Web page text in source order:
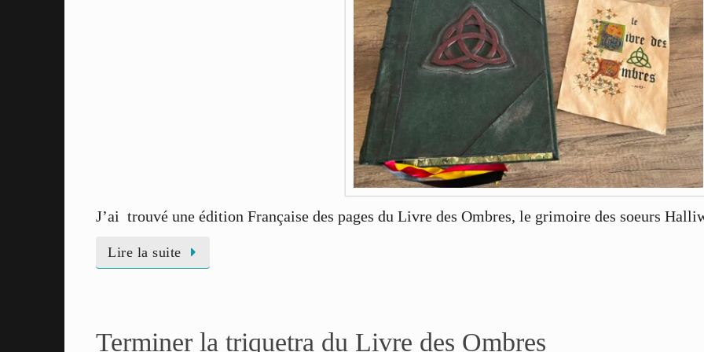
J’ai trouvé une édition Française des pages du Livre des Ombres, le grimoire des soeurs
Lire la suite
Terminer la triquetra du Livre des Ombres